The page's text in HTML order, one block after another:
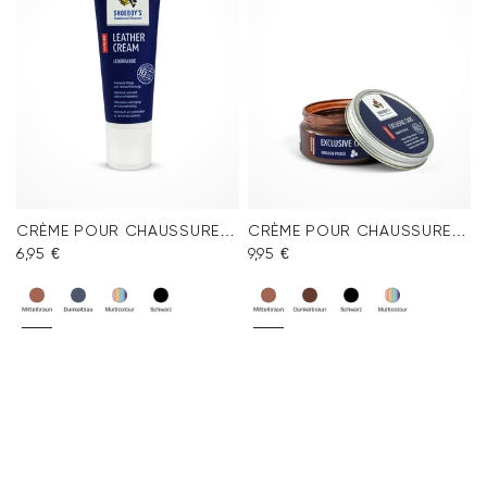
Foire aux questions
CRÈME POUR CHAUSSURES MARRON MOYEN
6,95 €
CRÈME POUR CHAUSSURES EXCLUSIVE BRUN MOYEN
9,95 €